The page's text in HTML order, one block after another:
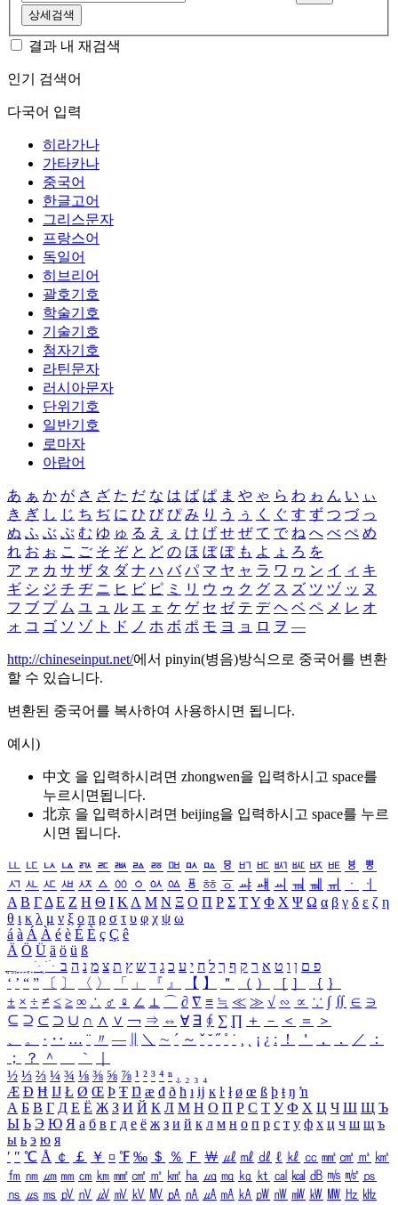
상세검색
결과 내 재검색
인기 검색어
다국어 입력
히라가나
가타카나
중국어
한글고어
그리스문자
프랑스어
독일어
히브리어
괄호기호
학술기호
기술기호
첨자기호
라틴문자
러시아문자
단위기호
일반기호
로마자
아랍어
あ ぁ か が さ ざ た だ な は ば ぱ ま や ゃ ら わ ゎ ん い ぃ
き ぎ し じ ち ぢ に ひ び ぴ み り う ぅ く ぐ す ず つ づ っ
ぬ ふ ぶ ぷ む ゆ ゅ る え ぇ け げ せ ぜ て で ね へ べ ぺ め
れ お ぉ こ ご そ ぞ と ど の ほ ぼ ぽ も よ ょ ろ を
ア ァ カ サ ザ タ ダ ナ ハ バ パ マ ヤ ャ ラ ワ ヮ ン イ ィ キ
ギ シ ジ チ ヂ ニ ヒ ビ ピ ミ リ ウ ゥ ク グ ス ズ ツ ヅ ッ ヌ
フ ブ プ ム ユ ュ ル エ ェ ケ ゲ セ ゼ テ デ ヘ ベ ペ メ レ オ
ォ コ ゴ ソ ゾ ト ド ノ ホ ボ ポ モ ヨ ョ ロ ヲ ―
http://chineseinput.net/에서 pinyin(병음)방식으로 중국어를 변환
할 수 있습니다.
변환된 중국어를 복사하여 사용하시면 됩니다.
예시)
中文 을 입력하시려면 zhongwen을 입력하시고 space를
누르시면됩니다.
北京 을 입력하시려면 beijing을 입력하시고 space를 누르
시면 됩니다.
ㅥ ㅦ ㅧ ㅨ ㅩ ㅪ ㅫ ㅬ ㅭ ㅮ ㅯ ㅰ ㅱ ㅲ ㅳ ㅴ ㅵ ㅶ ㅷ ㅸ
ㅹ
ㅺ ㅻ ㅼ ㅽ ㅾ ㅿ ㆀ ㆁ ㆂ ㆃ ㆄ ㆅ ㆆ ㆇ ㆈ ㆉ ㆊ ㆋ ㆌ ㆍ
ㆎ
Α Β ΓΔ Ε Ζ Η Θ Ι ΚΛ Μ Ν Ξ Ο Π Ρ Σ ΤΥ Φ Χ Ψ Ω α β γ δ ε ζ η
θ ι κ λ μ ν ξ ο π ρ σ τ υ φ χ ψ ω
á à Á À é è É È ç Ç ê
Ä Ö Ü ä ö ü ß
ִֶֹ ֻּ ׁׂ פ ם ן ו ט א ר ק ף ך ל ח י ע כ ג ד ש ץ ת צ מ נ ה ב
‘ ’ “ ” 〔 〕 〈 〉 「 」 『 』 【 】 ＂ （ ） ［ ］ ｛ ｝
± × ÷ ≠ ≤ ≥ ∞ ∴ ♂ ♀ ∠ ⊥ ⌒ ∂ ∇ ≡ ≒ ≪ ≫ √ ∽ ∝ ∵ ∫ ∬ ∈ ∋
⊆ ⊇ ⊂ ⊃ ∪ ∩ ∧ ∨ ￢ ⇒ ⇔ ∀ ∃ ∮ ∑ ∏ ＋ － ＜ ＝
＞
、
。 · ‥ … ¨ 〃 ― ＼ ∼ ´ ～ ˇ ˘ ˝ ˚ ˙ ¸ ¡ ¿ ː ！ ＇ ， ． ／
：
；
？ ＾ ｀
½ ⅓ ⅔ ¼ ¾ ⅛ ⅜ ⅝ ⅞ ¹ ² ³ ⁴ ⁿ ₁ ₂ ₃ ₄
Æ Ð Ħ Ĳ Ł Ø Œ Þ Ŧ Ŋ æ đ ð ħ ı ĳ ĸ ŀ ł ø œ ß þ ŧ ŋ ŉ
А Б В Г Д Е Ё Ж З И Й К Л М Н О П Р С Т У Ф Х Ц Ч Ш Щ Ъ
Ы Ь Э Ю Я а б в г д е ё ж з и й к л м н о п р с т у ф х ц ч ш щ ъ
ы ь э ю я
′ ″ ℃ Å ￠ ￡ ￥ ¤ ℉ ‰ ＄ ％ Ｆ ￦ ㎕ ㎖ ㎗ ℓ ㎘ ㏄ ㎣ ㎤ ㎥ ㎦
㎙ ㎚ ㎛ ㎜ ㎝ ㎞ ㎟ ㎠ ㎡ ㎢ ㏊ ㎍ ㎎ ㎏ ㏏ ㎈ ㎉ ㏈ ㎧ ㎨ ㎰
㎱ ㎲ ㎳ ㎴ ㎵ ㎶ ㎷ ㎸ ㎹ ㎀ ㎁ ㎂ ㎃ ㎄ ㎺ ㎻ ㎽ ㎾ ㎿ ㎐ ㎑